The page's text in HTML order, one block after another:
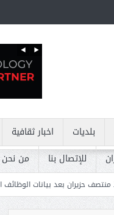
بلديات اخبار ثقافية
للإتصال بنا من نحن
الوظائف الأميركية الضعيفة